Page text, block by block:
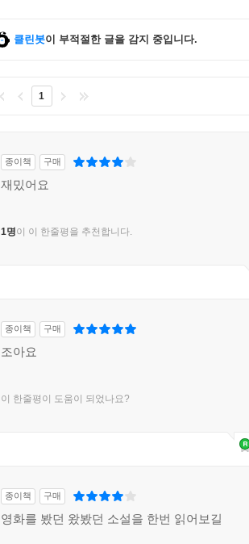
클린봇이 부적절한 글을 감지 중입니다.
1
종이책 구매
재밌어요
1명이 이 한줄평을 추천합니다.
종이책 구매
조아요
이 한줄평이 도움이 되었나요?
종이책 구매
영화를 봤던 왔봤던 소설을 한번 읽어보길